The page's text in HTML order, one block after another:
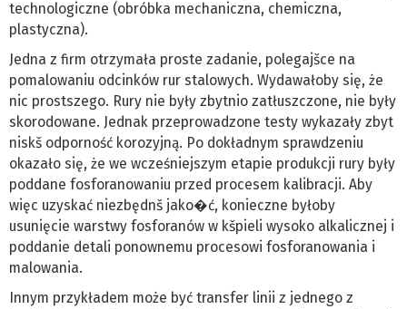
technologiczne (obróbka mechaniczna, chemiczna,
plastyczna).
Jedna z firm otrzymała proste zadanie, polegajšce na
pomalowaniu odcinków rur stalowych. Wydawałoby się, że
nic prostszego. Rury nie były zbytnio zatłuszczone, nie były
skorodowane. Jednak przeprowadzone testy wykazały zbyt
niskš odporność korozyjną. Po dokładnym sprawdzeniu
okazało się, że we wcześniejszym etapie produkcji rury były
poddane fosforanowaniu przed procesem kalibracji. Aby
więc uzyskać niezbędnš jako�ć, konieczne byłoby
usunięcie warstwy fosforanów w kšpieli wysoko alkalicznej i
poddanie detali ponownemu procesowi fosforanowania i
malowania.
Innym przykładem może być transfer linii z jednego z